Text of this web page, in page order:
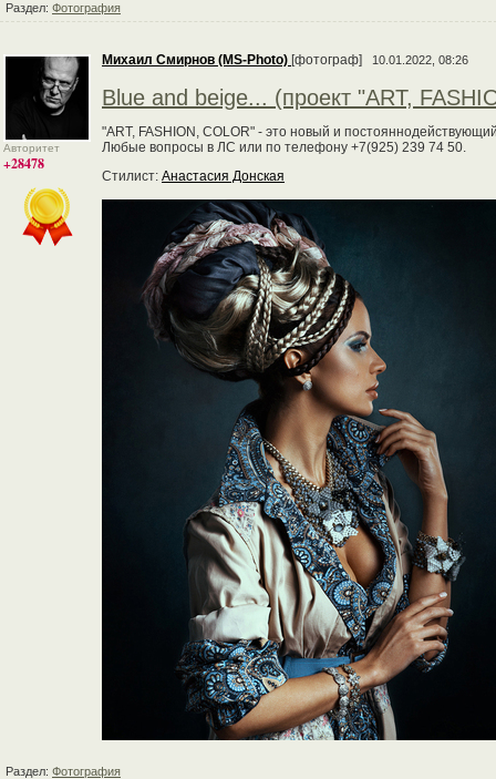
Раздел: Фотография
Авторитет
+28478
Михаил Смирнов (MS-Photo) [фотограф] 10.01.2022, 08:26
Вlue and beige... (проект "ART,
"ART, FASHION, COLOR" - это новый и
Любые вопросы в ЛС или по телефону +7(925) 239 74 50.
Стилист: Анастасия Донская
Раздел: Фотография